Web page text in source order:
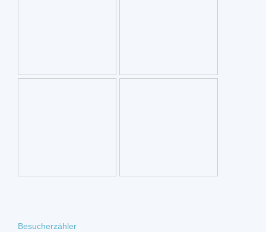
Besucherzähler